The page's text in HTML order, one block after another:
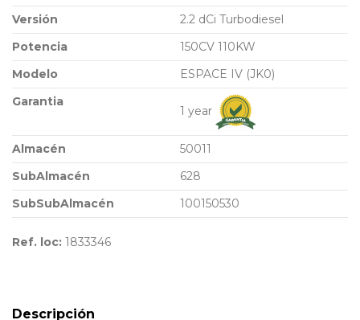
Versión
2.2 dCi Turbodiesel
Potencia
150CV 110KW
Modelo
ESPACE IV (JK0)
Garantia
1 year
Almacén
50011
SubAlmacén
628
SubSubAlmacén
100150530
Ref. loc: 1833346
Descripción